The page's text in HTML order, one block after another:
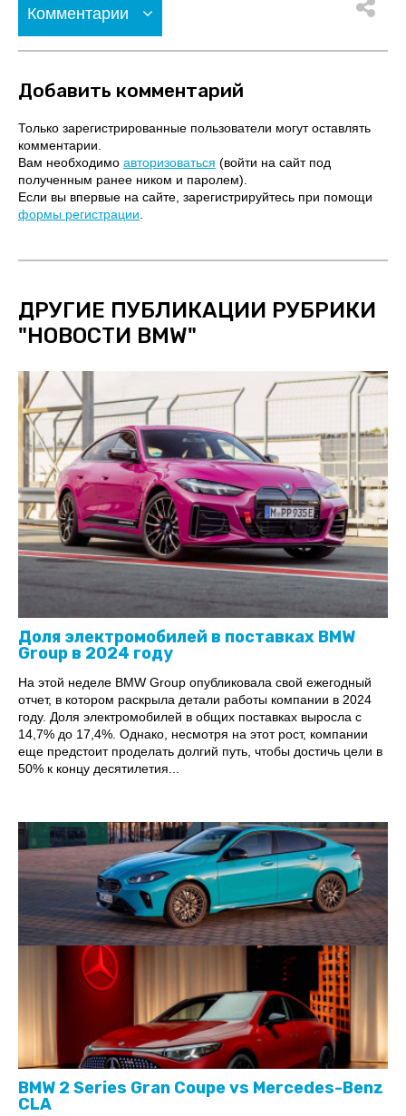
Комментарии
Добавить комментарий
Только зарегистрированные пользователи могут оставлять
комментарии.
Вам необходимо авторизоваться (войти на сайт под
полученным ранее ником и паролем).
Если вы впервые на сайте, зарегистрируйтесь при помощи
формы регистрации.
ДРУГИЕ ПУБЛИКАЦИИ РУБРИКИ
"НОВОСТИ BMW"
Доля электромобилей в поставках BMW
Group в 2024 году
На этой неделе BMW Group опубликовала свой ежегодный
отчет, в котором раскрыла детали работы компании в 2024
году. Доля электромобилей в общих поставках выросла с
14,7% до 17,4%. Однако, несмотря на этот рост, компании
еще предстоит проделать долгий путь, чтобы достичь цели в
50% к концу десятилетия...
BMW 2 Series Gran Coupe vs Mercedes-Benz
CLA